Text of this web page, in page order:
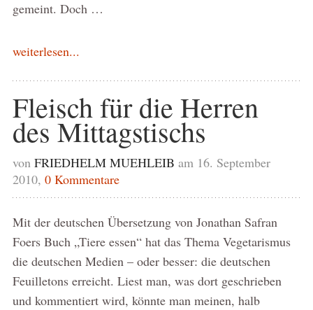
gemeint. Doch …
weiterlesen...
Fleisch für die Herren
des Mittagstischs
von FRIEDHELM MUEHLEIB am 16. September
2010, 0 Kommentare
Mit der deutschen Übersetzung von Jonathan Safran
Foers Buch „Tiere essen“ hat das Thema Vegetarismus
die deutschen Medien – oder besser: die deutschen
Feuilletons erreicht. Liest man, was dort geschrieben
und kommentiert wird, könnte man meinen, halb